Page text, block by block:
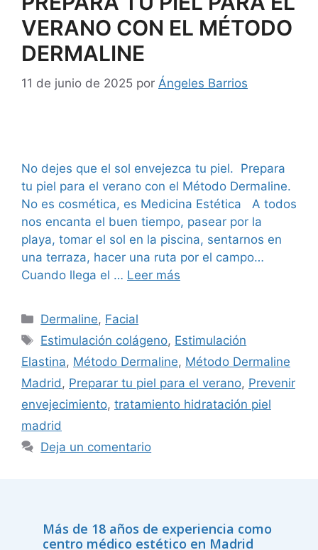
VERANO CON EL MÉTODO
DERMALINE
11 de junio de 2025 por Ángeles Barrios
No dejes que el sol envejezca tu piel. Prepara
tu piel para el verano con el Método Dermaline.
No es cosmética, es Medicina Estética A todos
nos encanta el buen tiempo, pasear por la
playa, tomar el sol en la piscina, sentarnos en
una terraza, hacer una ruta por el campo…
Cuando llega el … Leer más
Dermaline, Facial
Estimulación colágeno, Estimulación
Elastina, Método Dermaline, Método Dermaline
Madrid , Preparar tu piel para el verano, Prevenir
envejecimiento, tratamiento hidratación piel
madrid
Deja un comentario
Más de 18 años de experiencia como
centro médico estético en Madrid